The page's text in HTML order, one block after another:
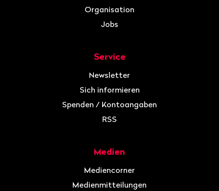
Organisation
Jobs
Service
Newsletter
Sich informieren
Spenden / Kontoangaben
RSS
Medien
Mediencorner
Medienmitteilungen